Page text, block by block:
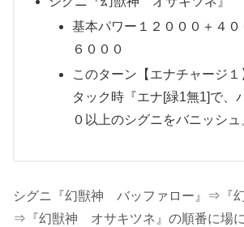
基本パワー１２０００＋４
６０００
このターン【エナチャージ
タック時『エナ[緑1無1]で、
０以上のシグニをバニッシュ
シグニ『幻獣神 バッファロー』⇒『
⇒『幻獣神 オサキツネ』の順番に場に